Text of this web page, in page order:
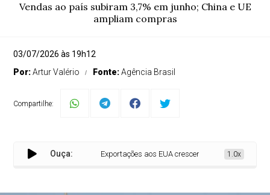
Vendas ao país subiram 3,7% em junho; China e UE
ampliam compras
03/07/2026 às 19h12
Por:Artur Valério Fonte:Agência Brasil
Compartilhe:
Ouça: Exportações aos EUA crescem pela primeira vez
1.0x